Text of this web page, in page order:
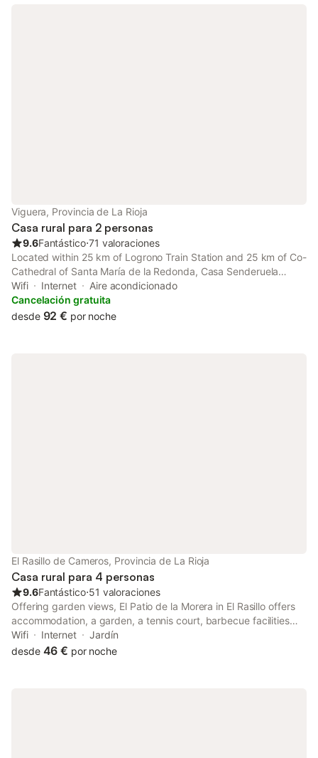
Viguera, Provincia de La Rioja
Casa rural para 2 personas
9.6Fantástico⋅71 valoraciones
Located within 25 km of Logrono Train Station and 25 km of Co-
Cathedral of Santa María de la Redonda, Casa Senderuela
provides rooms with air conditioning and a private bathroom in
Panzares.
Wifi Internet
Aire acondicionado
Cancelación gratuita
desde 92 € por noche
El Rasillo de Cameros, Provincia de La Rioja
Casa rural para 4 personas
9.6Fantástico⋅51 valoraciones
Offering garden views, El Patio de la Morera in El Rasillo offers
accommodation, a garden, a tennis court, barbecue facilities
and a shared lounge. Featuring mountain and lake views, this
country house also features free WiFi.
Wifi Internet
Jardín
desde 46 € por noche